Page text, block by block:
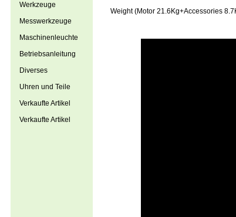
Weight (Motor 21.6Kg+Accessories
Werkzeuge
Messwerkzeuge
Maschinenleuchte
Betriebsanleitung
Diverses
Uhren und Teile
Verkaufte Artikel
Verkaufte Artikel